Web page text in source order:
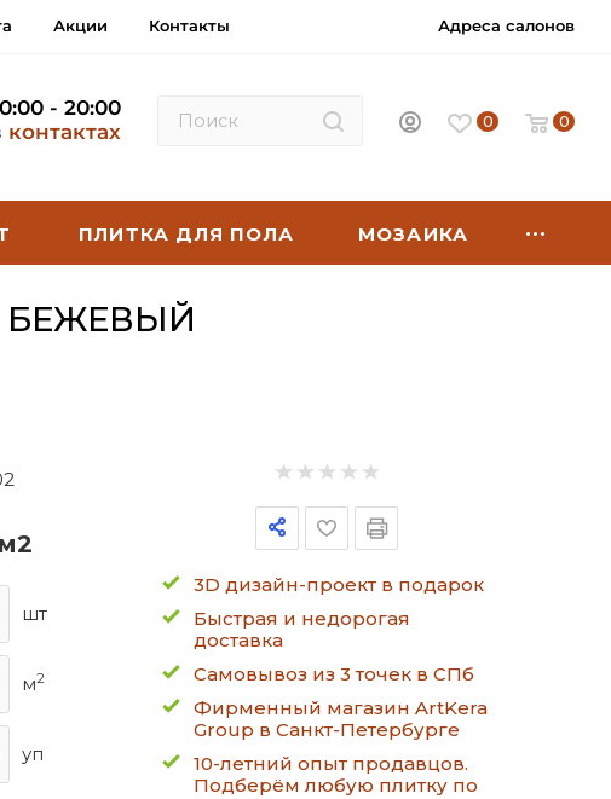
Акции Контакты Адреса салонов
- 20:00
контактах 0 0
ПЛИТКА ДЛЯ ПОЛА МОЗАИКА
БЕЖЕВЫЙ
шт
м2
уп
3D дизайн-проект в подарок
Быстрая и недорогая
доставка
Самовывоз из 3 точек в СПб
Фирменный магазин ArtKera
Group в Санкт-Петербурге
10-летний опыт продавцов.
Подберём любую плитку по